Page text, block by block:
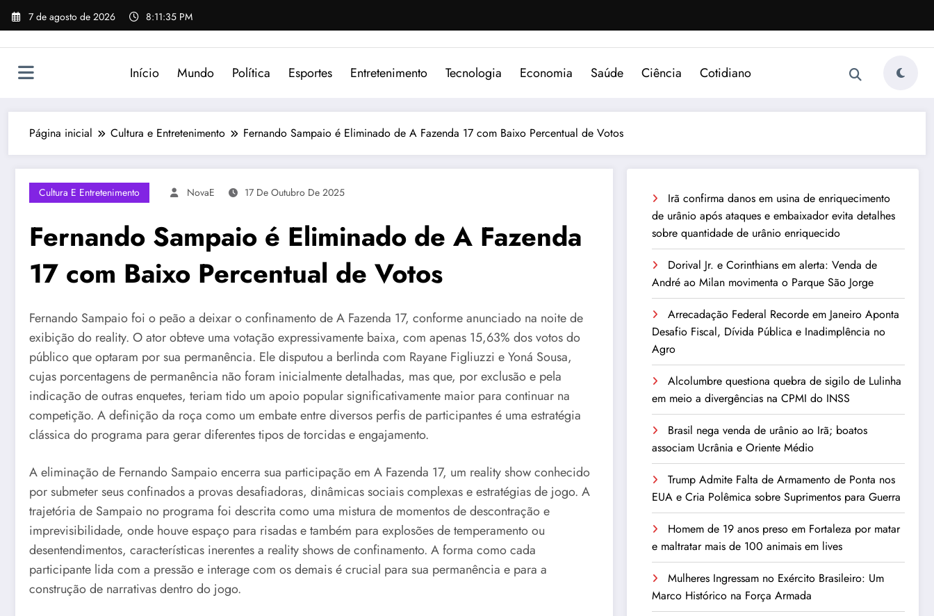
Pular
para
7 de agosto de 2026 8:11:35 PM
Início Mundo Política Esportes Entretenimento Tecnologia Economia Saúde Ciência Cotidiano
Página inicial Cultura e Entretenimento Fernando Sampaio é Eliminado de A Fazenda 17 com Baixo Percentual de Votos
Cultura E Entretenimento NovaE 17 De Outubro De 2025
Fernando Sampaio é Eliminado de A Fazenda
17 com Baixo Percentual de Votos
Fernando Sampaio foi o peão a deixar o confinamento de A Fazenda 17, conforme anunciado na noite de
exibição do reality. O ator obteve uma votação expressivamente baixa, com apenas 15,63% dos votos do
público que optaram por sua permanência. Ele disputou a berlinda com Rayane Figliuzzi e Yoná Sousa,
cujas porcentagens de permanência não foram inicialmente detalhadas, mas que, por exclusão e pela
indicação de outras enquetes, teriam tido um apoio popular significativamente maior para continuar na
competição. A definição da roça como um embate entre diversos perfis de participantes é uma estratégia
clássica do programa para gerar diferentes tipos de torcidas e engajamento.
A eliminação de Fernando Sampaio encerra sua participação em A Fazenda 17, um reality show conhecido
por submeter seus confinados a provas desafiadoras, dinâmicas sociais complexas e estratégias de jogo. A
trajetória de Sampaio no programa foi descrita como uma mistura de momentos de descontração e
imprevisibilidade, onde houve espaço para risadas e também para explosões de temperamento ou
desentendimentos, características inerentes a reality shows de confinamento. A forma como cada
participante lida com a pressão e interage com os demais é crucial para sua permanência e para a
construção de narrativas dentro do jogo.
Irã confirma danos em usina de enriquecimento
de urânio após ataques e embaixador evita detalhes
sobre quantidade de urânio enriquecido
Dorival Jr. e Corinthians em alerta: Venda de
André ao Milan movimenta o Parque São Jorge
Arrecadação Federal Recorde em Janeiro Aponta
Desafio Fiscal, Dívida Pública e Inadimplência no
Agro
Alcolumbre questiona quebra de sigilo de Lulinha
em meio a divergências na CPMI do INSS
Brasil nega venda de urânio ao Irã; boatos
associam Ucrânia e Oriente Médio
Trump Admite Falta de Armamento de Ponta nos
EUA e Cria Polêmica sobre Suprimentos para Guerra
Homem de 19 anos preso em Fortaleza por matar
e maltratar mais de 100 animais em lives
Mulheres Ingressam no Exército Brasileiro: Um
Marco Histórico na Força Armada